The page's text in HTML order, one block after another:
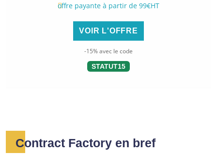
offre payante à partir de 99€HT
VOIR L'OFFRE
-15% avec le code
STATUT15
Contract Factory en bref